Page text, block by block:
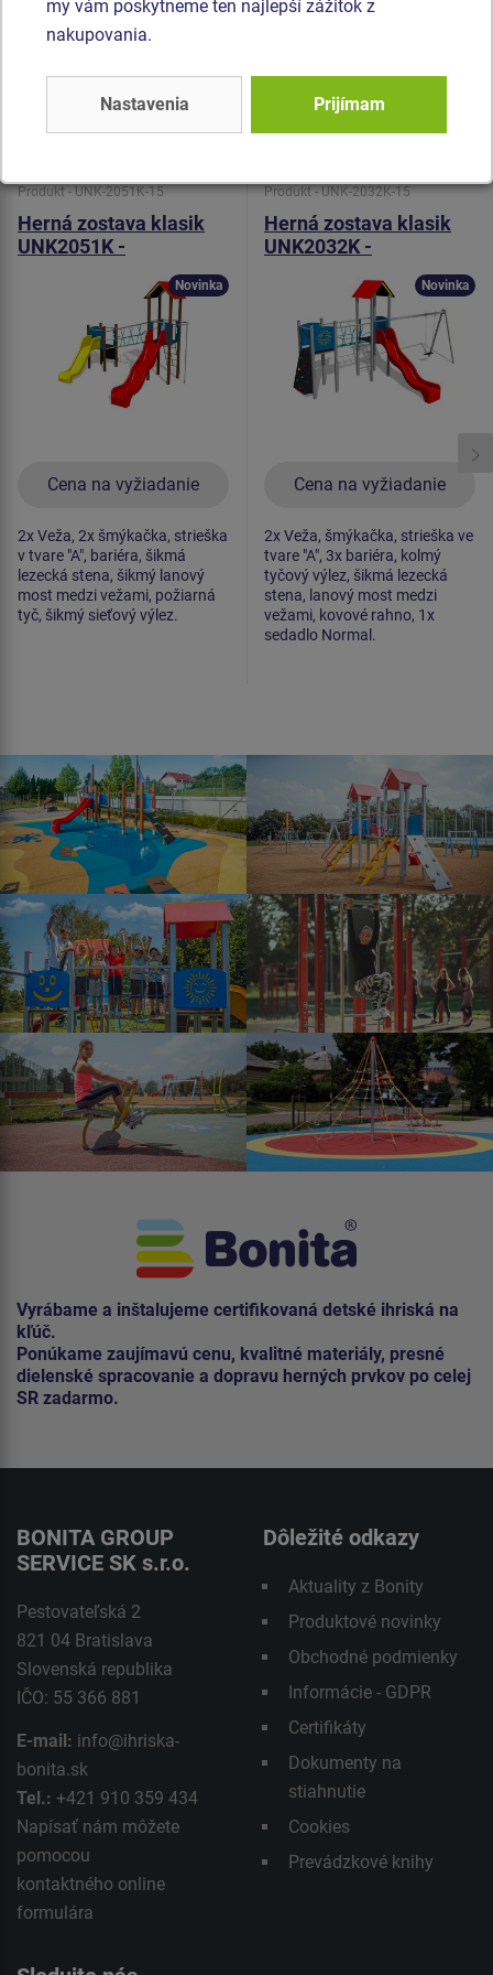
dlhú životnosť, stálofarebnosť aj šetrný povrch pre kožu na
rukách. Všetok spojovací materiál je pozinkovaný alebo
Podobnýtovar
Produkt - UNK-2051K-15
Herná zostava klasik
UNK2051K -
Cena na vyžiadanie
Novinka
2x Veža, 2x šmýkačka, strieška
v tvare "A", bariéra, šikmá
lezecká stena, šikmý lanový
most medzi vežami, požiarná
tyč, šikmý sieťový výlez.
Produkt - UNK-2032K-15
Herná zostava klasik
UNK2032K -
Cena na vyžiadanie
Novinka
2x Veža, šmýkačka, strieška ve
tvare "A", 3x bariéra, kolmý
tyčový výlez, šikmá lezecká
stena, lanový most medzi
vežami, kovové rahno, 1x
sedadlo Normal.
Vyrábame a inštalujeme certifikovaná detské ihriská na
kľúč.
Ponúkame zaujímavú cenu, kvalitné materiály, presné
dielenské spracovanie a dopravu herných prvkov po celej
SR zadarmo.
BONITA GROUP
SERVICE SK s.r.o.
Pestovateľská 2
821 04 Bratislava
Slovenská republika
IČO: 55 366 881
E-mail: info@ihriska-
bonita.sk
Tel.: +421 910 359 434
Napísať nám môžete
pomocou
kontaktného online
formulára
Dôležité odkazy
Aktuality z Bonity
Produktové novinky
Obchodné podmienky
Informácie - GDPR
Certifikáty
Dokumenty na
stiahnutie
Cookies
Prevádzkové knihy
my vám poskytneme ten najlepší zážitok z
nakupovania.
Nastavenia Prijímam